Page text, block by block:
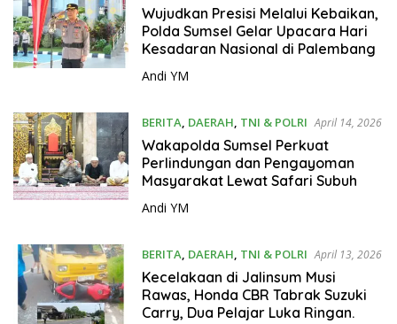
2026
Wujudkan Presisi Melalui Kebaikan,
Polda Sumsel Gelar Upacara Hari
Kesadaran Nasional di Palembang
Andi YM
BERITA, DAERAH, TNI & POLRI April 14, 2026
Wakapolda Sumsel Perkuat
Perlindungan dan Pengayoman
Masyarakat Lewat Safari Subuh
Andi YM
BERITA, DAERAH, TNI & POLRI April 13, 2026
Kecelakaan di Jalinsum Musi
Rawas, Honda CBR Tabrak Suzuki
Carry, Dua Pelajar Luka Ringan.